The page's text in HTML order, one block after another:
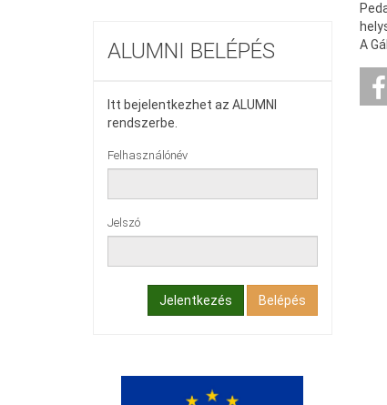
A
ALUMNI BELÉPÉS
Itt bejelentkezhet az ALUMNI
rendszerbe.
Felhasználónév
Jelszó
Jelentkezés Belépés